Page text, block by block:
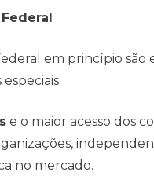
em princípio
e o maior acesso dos
no mercado.